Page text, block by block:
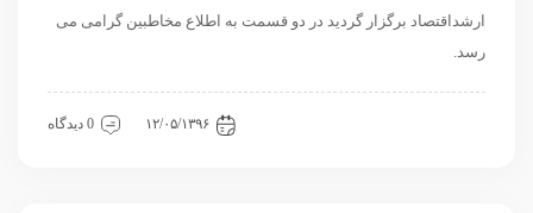
ارشداقتصاد برگزار گردید در دو قسمت به اطلاع مخاطبین گرامی می
رسد.
۱۲/۰۵/۱۳۹۶ 0 دیدگاه